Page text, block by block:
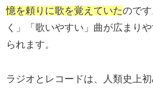
憶を頼りに歌を覚えていたので
く」「歌いやすい」曲が広まり
られます。
ラジオとレコードは、人類史上